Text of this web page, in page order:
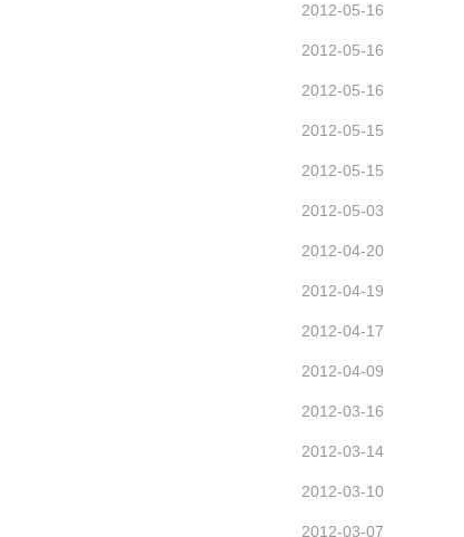
2012-05-16
2012-05-16
2012-05-16
2012-05-15
2012-05-15
2012-05-03
2012-04-20
2012-04-19
2012-04-17
2012-04-09
2012-03-16
2012-03-14
2012-03-10
2012-03-07